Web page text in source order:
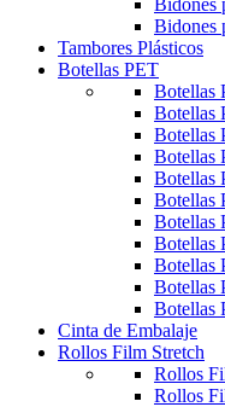
Bidones
Bidones
Tambores Plásticos
Botellas PET
Botellas
Botellas
Botellas
Botellas
Botellas
Botellas
Botellas
Botellas
Botellas
Botellas
Botellas
Cinta de Embalaje
Rollos Film Stretch
Rollos
Rollos